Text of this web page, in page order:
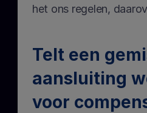
het ons regelen,
Telt een
aansluiting
voor